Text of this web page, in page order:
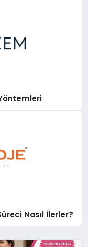
Nasıl İlerler?